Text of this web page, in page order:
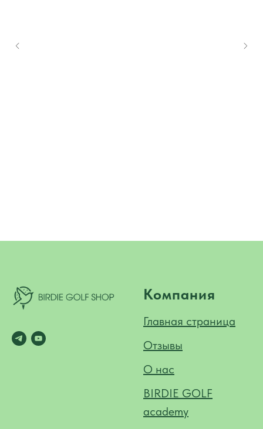
Компания
Главная страница
Отзывы
О нас
BIRDIE GOLF
academy